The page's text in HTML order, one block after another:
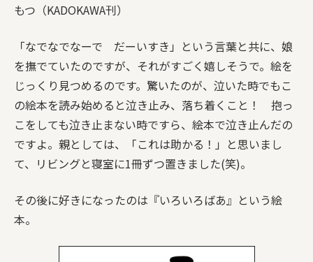
もつ（KADOKAWA刊）
「なでなでなーで だーいすき」という言葉と共に、娘
を撫でていたのですが、それがすごく嬉しそうで。絵を
じっくり見つめるのです。驚いたのが、泣いた時でもこ
の絵本を読み始めると泣き止み、落ち着くこと！ 抱っ
こをしても泣き止まない時ですら、絵本で泣き止んだの
ですよ。親としては、「これは助かる！」と思いまし
て、リビングと寝室に1冊ずつ置きました(笑)。
その後に好きになったのは『いろいろばあ』という絵
本。